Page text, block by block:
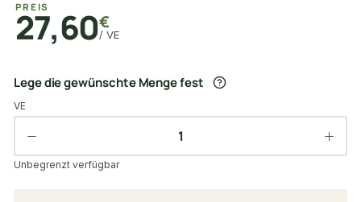
PREIS
27,60€
/ VE
Lege die gewünschte Menge fest
VE
Unbegrenzt verfügbar